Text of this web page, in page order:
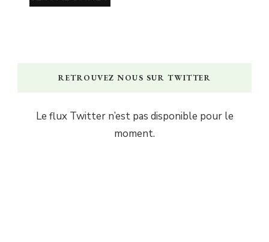
RETROUVEZ NOUS SUR TWITTER
Le flux Twitter n’est pas disponible pour le
moment.